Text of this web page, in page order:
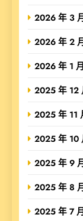
2026 年 3
2026 年 2
2026 年 1 月
2025 年 12
2025 年 11
2025 年 10
2025 年 9
2025 年 8
2025 年 7